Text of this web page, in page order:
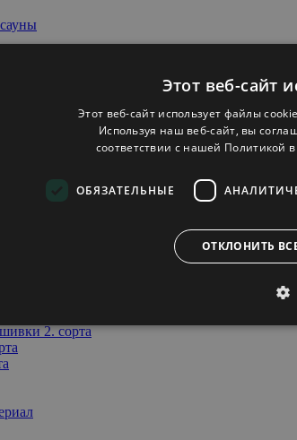
(внешняя/внутренняя)
доски
для сауны
доски
обрешётки
2. сорта
Этот веб-сайт
Этот веб-сайт использует файлы
Используя наш веб-сайт, вы
соответствии с нашей Политикой
ОБЯЗАТЕЛЬНЫЕ
ОТКЛОНИТЬ